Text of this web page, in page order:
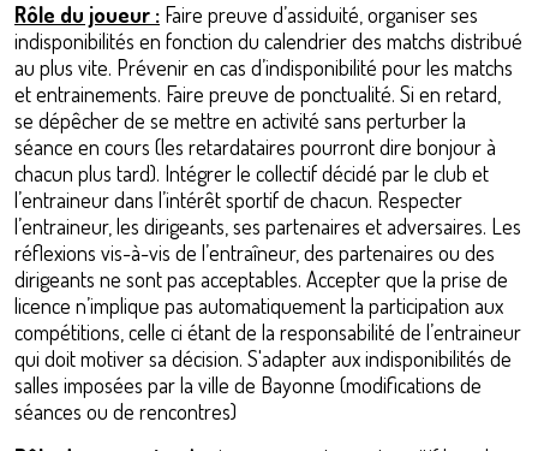
Rôle du joueur : Faire preuve d’assiduité, organiser ses
indisponibilités en fonction du calendrier des matchs distribué
au plus vite. Prévenir en cas d’indisponibilité pour les matchs
et entrainements. Faire preuve de ponctualité. Si en retard,
se dépêcher de se mettre en activité sans perturber la
séance en cours (les retardataires pourront dire bonjour à
chacun plus tard). Intégrer le collectif décidé par le club et
l’entraineur dans l’intérêt sportif de chacun. Respecter
l’entraineur, les dirigeants, ses partenaires et adversaires. Les
réflexions vis-à-vis de l’entraîneur, des partenaires ou des
dirigeants ne sont pas acceptables. Accepter que la prise de
licence n’implique pas automatiquement la participation aux
compétitions, celle ci étant de la responsabilité de l’entraineur
qui doit motiver sa décision. S'adapter aux indisponibilités de
salles imposées par la ville de Bayonne (modifications de
séances ou de rencontres)